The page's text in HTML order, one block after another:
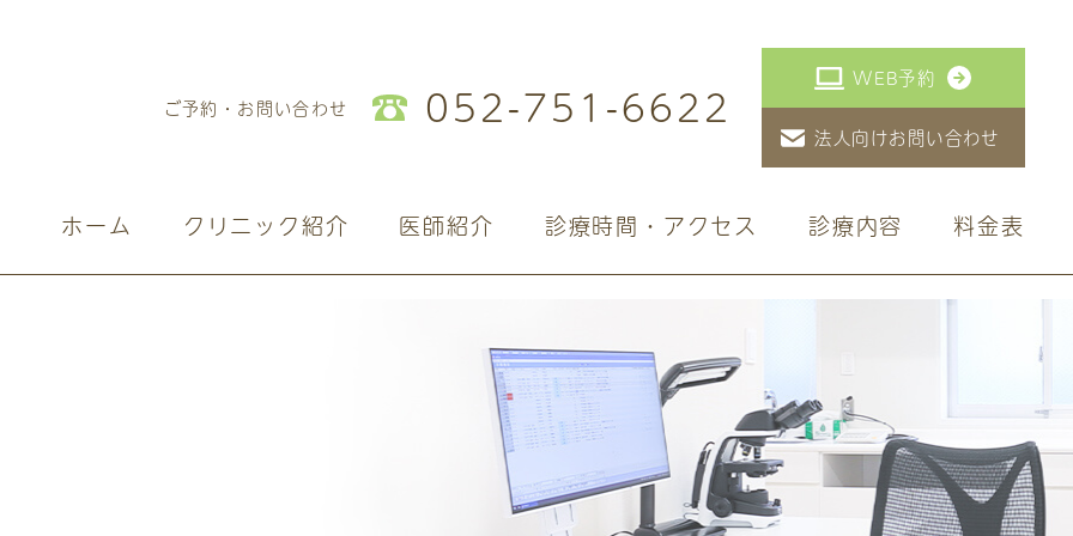
ご予約・お問い合わせ 052-751-6622
WEB予約
法人向けお問い合わせ
ホーム クリニック紹介 医師紹介 診療時間・アクセス 診療内容 料金表